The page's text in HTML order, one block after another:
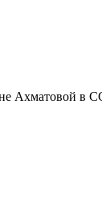
Ахматовой в